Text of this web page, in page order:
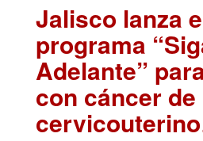
Jalisco lanza
programa
Adelante”
con cáncer de
cervicouterino